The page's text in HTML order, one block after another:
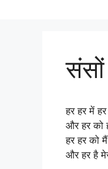
संसों
हर हर में
और हर को
हर हर को
और हर है